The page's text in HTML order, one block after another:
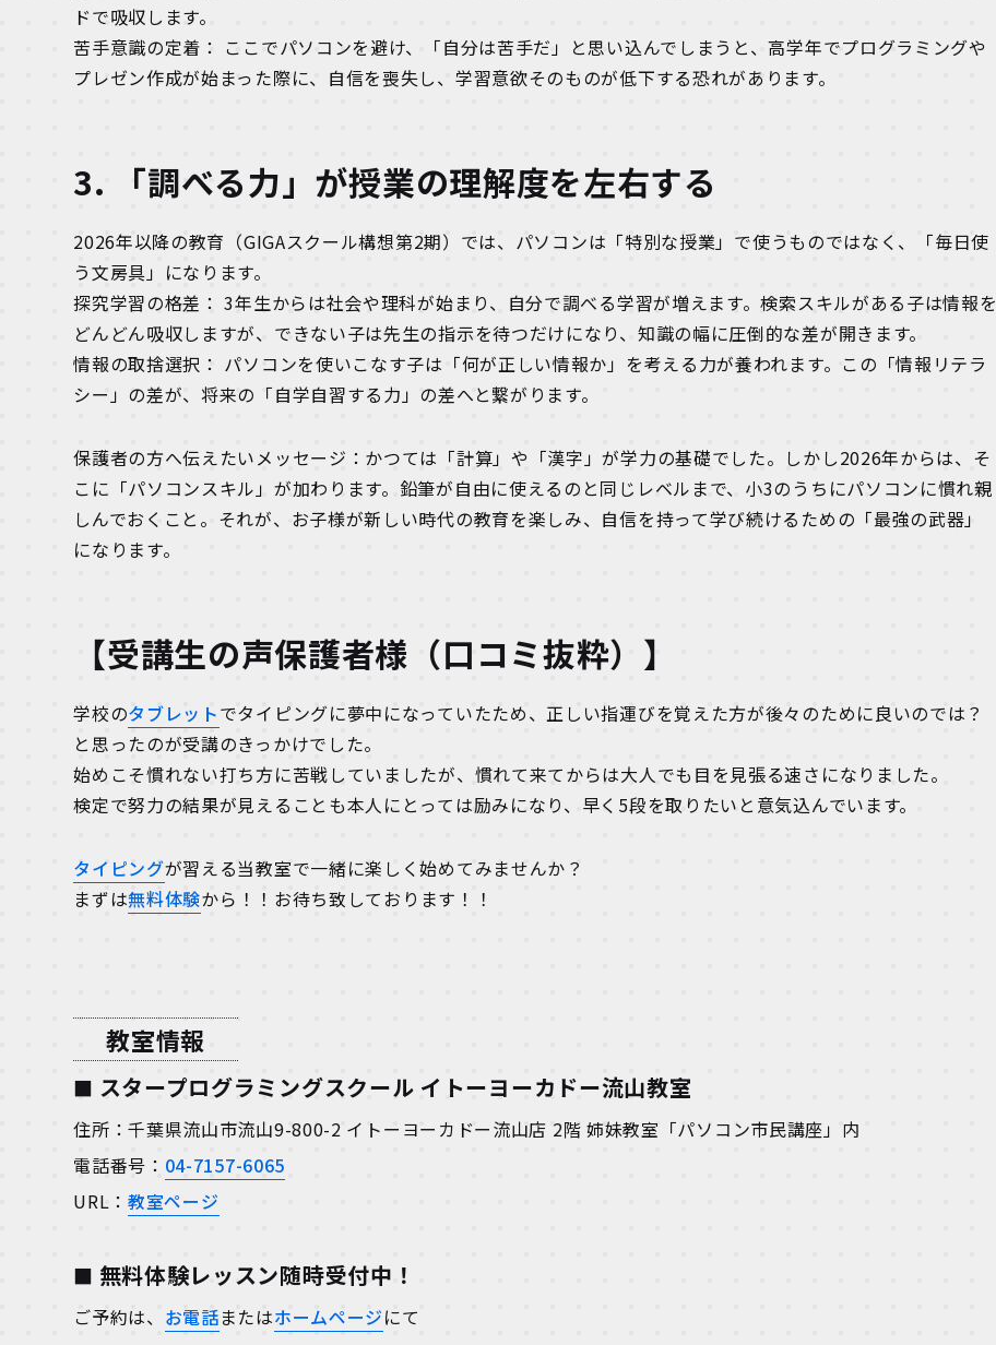
ドで吸収します。
苦手意識の定着： ここでパソコンを避け、「自分は苦手だ」と思い込んでしまうと、高学年でプログラミングや
プレゼン作成が始まった際に、自信を喪失し、学習意欲そのものが低下する恐れがあります。
3. 「調べる力」が授業の理解度を左右する
2026年以降の教育（GIGAスクール構想第2期）では、パソコンは「特別な授業」で使うものではなく、「毎日使
う文房具」になります。
探究学習の格差： 3年生からは社会や理科が始まり、自分で調べる学習が増えます。検索スキルがある子は情報を
どんどん吸収しますが、できない子は先生の指示を待つだけになり、知識の幅に圧倒的な差が開きます。
情報の取捨選択： パソコンを使いこなす子は「何が正しい情報か」を考える力が養われます。この「情報リテラ
シー」の差が、将来の「自学自習する力」の差へと繋がります。
保護者の方へ伝えたいメッセージ：かつては「計算」や「漢字」が学力の基礎でした。しかし2026年からは、そ
こに「パソコンスキル」が加わります。鉛筆が自由に使えるのと同じレベルまで、小3のうちにパソコンに慣れ親
しんでおくこと。それが、お子様が新しい時代の教育を楽しみ、自信を持って学び続けるための「最強の武器」
になります。
【受講生の声保護者様（口コミ抜粋）】
学校のタブレットでタイピングに夢中になっていたため、正しい指運びを覚えた方が後々のために良いのでは？
と思ったのが受講のきっかけでした。
始めこそ慣れない打ち方に苦戦していましたが、慣れて来てからは大人でも目を見張る速さになりました。
検定で努力の結果が見えることも本人にとっては励みになり、早く5段を取りたいと意気込んでいます。
タイピングが習える当教室で一緒に楽しく始めてみませんか？
まずは無料体験から！！お待ち致しております！！
教室情報
スタープログラミングスクール イトーヨーカドー流山教室
住所：千葉県流山市流山9-800-2 イトーヨーカドー流山店 2階 姉妹教室「パソコン市民講座」内
電話番号： 04-7157-6065
URL： 教室ページ
無料体験レッスン随時受付中！
ご予約は、 お電話またはホームページにて